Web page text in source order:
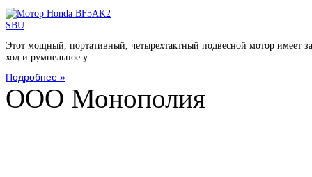
Этот мощный, портативный, четырехтактный подвесной мотор имеет
ход и румпельное у...
Подробнее »
ООО Монополия